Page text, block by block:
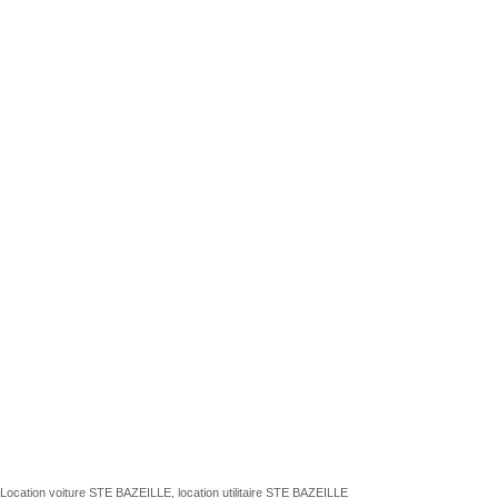
Location voiture STE BAZEILLE, location utilitaire STE BAZEILLE